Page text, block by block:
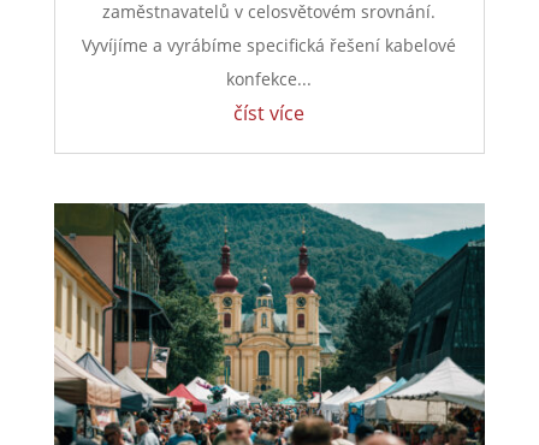
zaměstnavatelů v celosvětovém srovnání.
Vyvíjíme a vyrábíme specifická řešení kabelové
konfekce...
číst více